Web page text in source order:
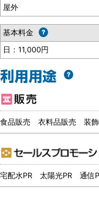
屋外
基本料金
日：11,000円
食品販売 衣料品販売 装
宅配水PR 太陽光PR 通信